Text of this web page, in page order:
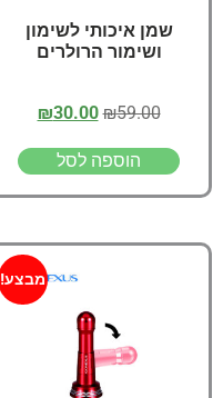
שמן איכותי לשימון
ושימור הרולרים
₪59.00
₪30.00
הוספה לסל
מבצע!